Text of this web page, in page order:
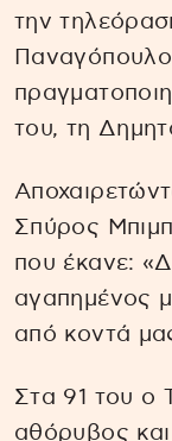
την
του, τη
Σπύρος
που έκανε:
αγαπημένος
από κοντά
Στα 91 του ο
αθόρυβος